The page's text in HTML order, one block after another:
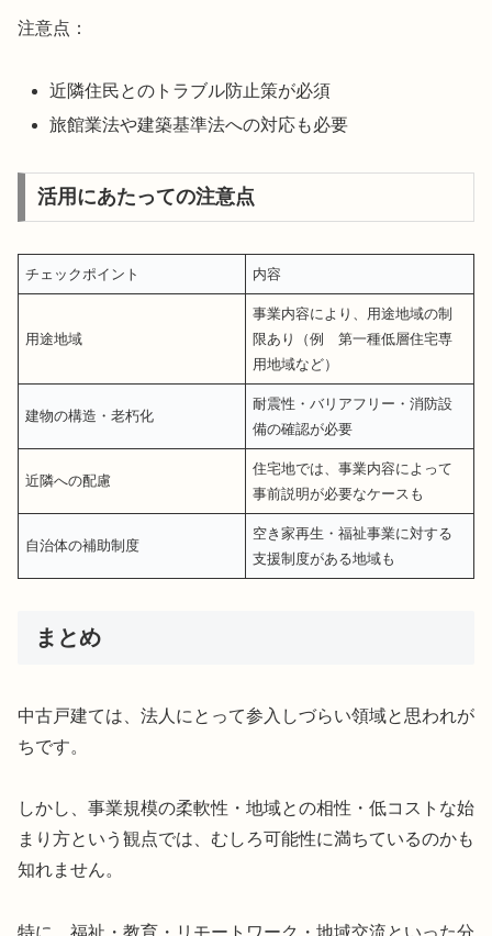
注意点：
近隣住民とのトラブル防止策が必須
旅館業法や建築基準法への対応も必要
活用にあたっての注意点
チェックポイント 内容
用途地域
事業内容により、用途地域の制
限あり（例 第一種低層住宅専
用地域など）
建物の構造・老朽化
耐震性・バリアフリー・消防設
備の確認が必要
近隣への配慮
住宅地では、事業内容によって
事前説明が必要なケースも
自治体の補助制度
空き家再生・福祉事業に対する
支援制度がある地域も
まとめ
中古戸建ては、法人にとって参入しづらい領域と思われが
ちです。
しかし、事業規模の柔軟性・地域との相性・低コストな始
まり方という観点では、むしろ可能性に満ちているのかも
知れません。